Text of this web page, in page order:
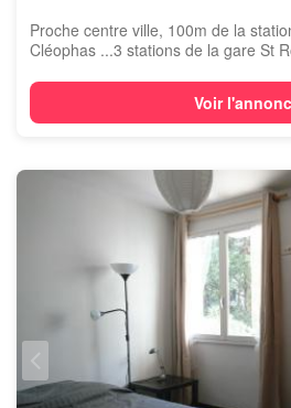
Proche centre ville, 100m de la
Cléophas ...3 stations de la gare St
Voir